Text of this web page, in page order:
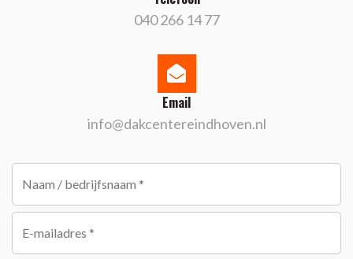
040 266 14 77
Email
info@dakcentereindhoven.nl